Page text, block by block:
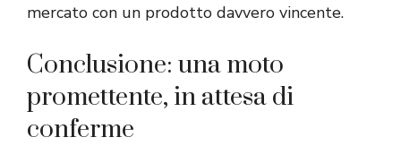
mercato con un prodotto davvero vincente.
Conclusione: una moto
promettente, in attesa di
conferme